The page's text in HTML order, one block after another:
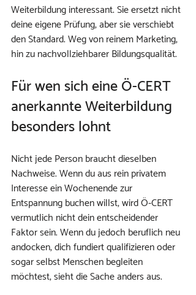
Weiterbildung interessant. Sie ersetzt nicht
deine eigene Prüfung, aber sie verschiebt
den Standard. Weg von reinem Marketing,
hin zu nachvollziehbarer Bildungsqualität.
Für wen sich eine Ö-CERT
anerkannte Weiterbildung
besonders lohnt
Nicht jede Person braucht dieselben
Nachweise. Wenn du aus rein privatem
Interesse ein Wochenende zur
Entspannung buchen willst, wird Ö-CERT
vermutlich nicht dein entscheidender
Faktor sein. Wenn du jedoch beruflich neu
andocken, dich fundiert qualifizieren oder
sogar selbst Menschen begleiten
möchtest, sieht die Sache anders aus.